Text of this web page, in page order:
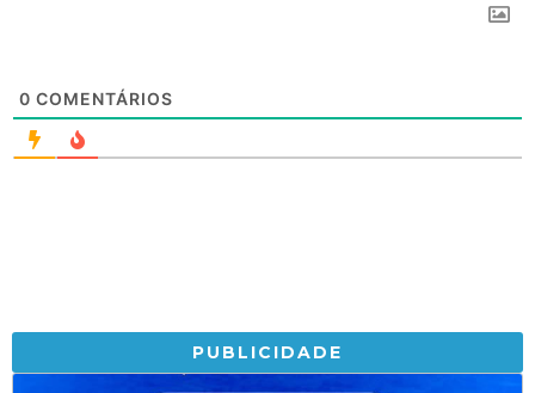
0 COMENTÁRIOS
PUBLICIDADE